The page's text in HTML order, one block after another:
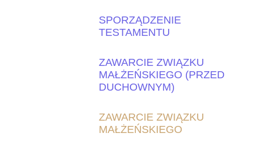
SPORZĄDZENIE
TESTAMENTU
ZAWARCIE ZWIĄZKU
MAŁŻEŃSKIEGO (PRZED
DUCHOWNYM)
ZAWARCIE ZWIĄZKU
MAŁŻEŃSKIEGO